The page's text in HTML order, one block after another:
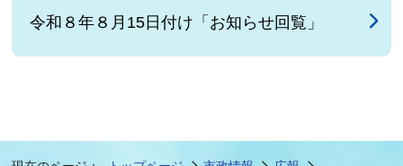
令和８年８月15日付け「お知らせ回覧」